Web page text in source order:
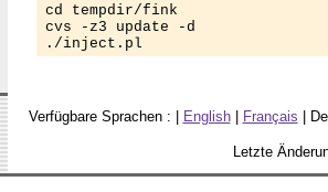
cd tempdir/fink
cvs -z3 update -d
./inject.pl
Verfügbare Sprachen : | English| Français |
Letzte